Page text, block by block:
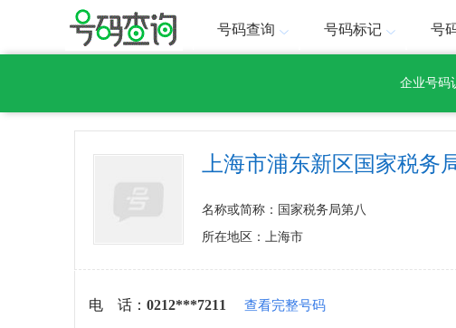
号码查询 号码标记 号
企业号码
上海市浦东新区国家税务
名称或简称：国家税务局第八
所在地区：上海市
电 话： 0212***7211 查看完整号码